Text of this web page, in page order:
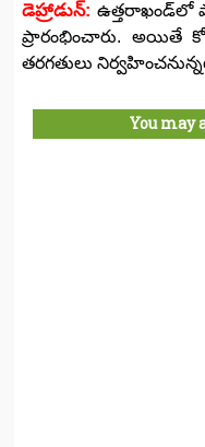
డెహ్రాడున్: ఉత్తరాఖండ్‌లో
ప్రారంభించారు. అయితే
తరగతులు
You may